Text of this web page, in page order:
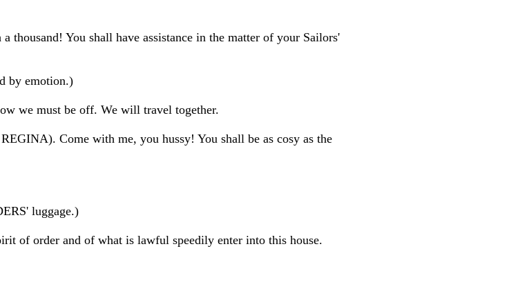
thousand! You shall have assistance in the matter of your Sailors'
by emotion.)
we must be off. We will travel together.
Come with me, you hussy! You shall be as cosy as the
luggage.)
of order and of what is lawful speedily enter into this house.